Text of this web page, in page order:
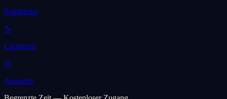
Sagittarius
♑
Capricorn
♒
Aquarius